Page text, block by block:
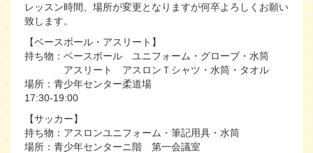
レッスン時間、場所が変更となりますが何卒よろしくお願い
致します。
【ベースボール・アスリート】
持ち物：ベースボール ユニフォーム・グローブ・水筒
アスリート アスロンＴシャツ・水筒・タオル
場所：青少年センター柔道場
17:30-19:00
【サッカー】
持ち物：アスロンユニフォーム・筆記用具・水筒
場所：青少年センターニ階 第一会議室